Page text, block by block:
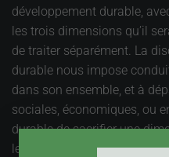
développement durable,
les trois dimensions qu’il
de traiter séparément. La
durable nous impose
dans son ensemble, et à
sociales, économiques, ou
durable de sacrifier une
les ressources ne doit pas